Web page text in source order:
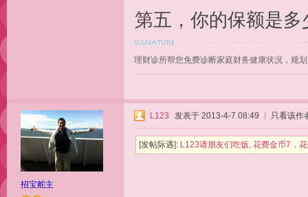
第五，你的保额是多
理财诊所帮您免费诊断家庭财务健康状况，规
招宝舵主
L123 发表于 2013-4-7 08:49 只看该作
[发帖际遇]: L123请朋友们吃饭, 花费金币7，